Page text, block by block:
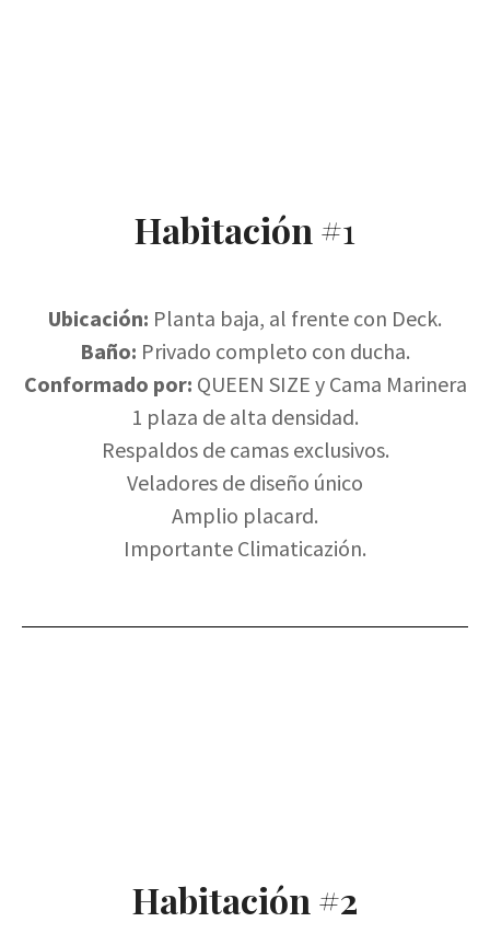
Habitación #1
Ubicación: Planta baja, al frente con Deck.
Baño: Privado completo con ducha.
Conformado por: QUEEN SIZE y Cama Marinera
1 plaza de alta densidad.
Respaldos de camas exclusivos.
Veladores de diseño único
Amplio placard.
Importante Climaticazión.
Habitación #2